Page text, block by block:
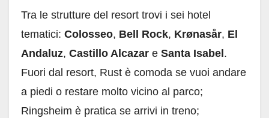
Tra le strutture del resort trovi i sei hotel
tematici: Colosseo, Bell Rock, Krønasår, El
Andaluz, Castillo Alcazar e Santa Isabel .
Fuori dal resort, Rust è comoda se vuoi andare
a piedi o restare molto vicino al parco;
Ringsheim è pratica se arrivi in treno;